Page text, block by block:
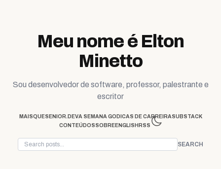
Meu nome é Elton
Minetto
Sou desenvolvedor de software, professor, palestrante e
escritor
MAISQUESENIOR.DEVA SEMANA GO DICAS DE CARREIRASUBSTACK
CONTEÚDOSSOBREENGLISH RSS
SEARCH